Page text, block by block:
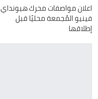
اعلان مواصفات محرك هيونداي
فينيو المُجمعة محليًا قبل
إطلاقها